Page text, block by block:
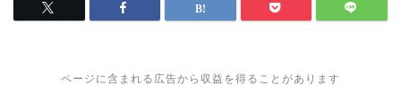
ページに含まれる広告から収益を得ることがあります